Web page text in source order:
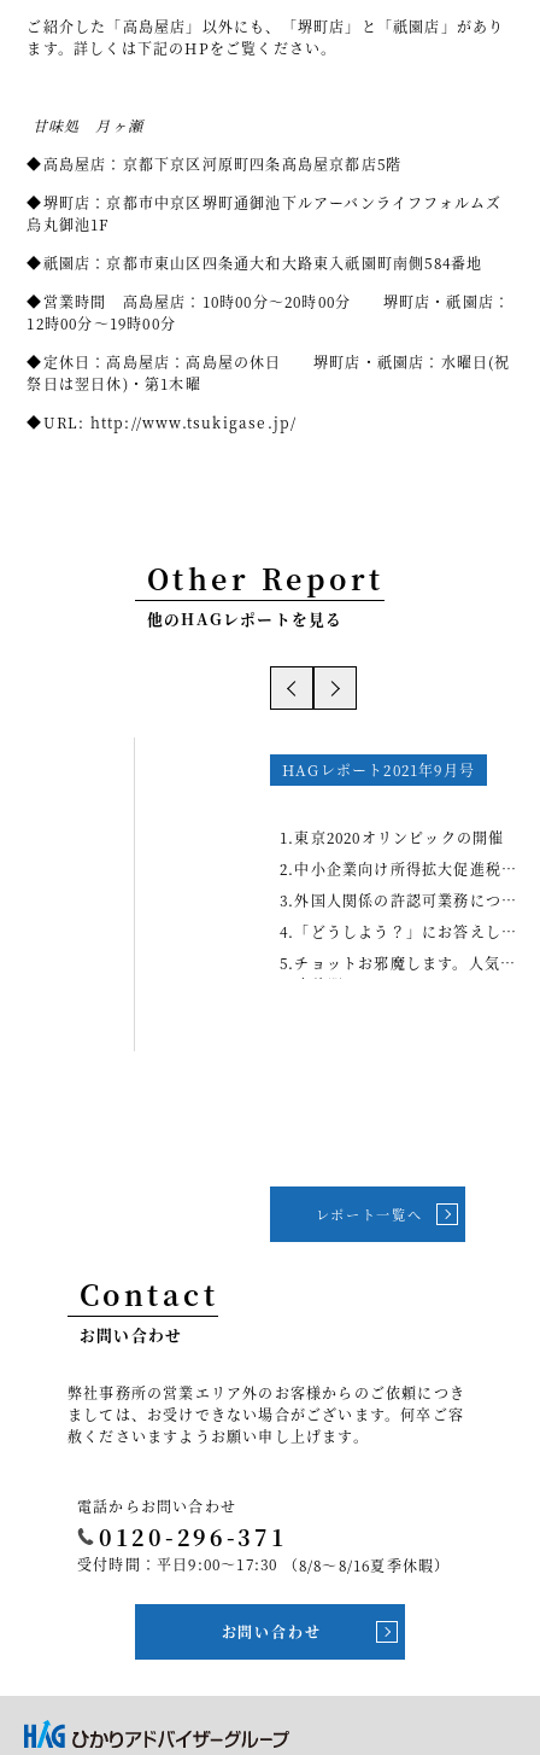
ご紹介した「高島屋店」以外にも、「堺町店」と「祇園店」があり
ます。詳しくは下記のHPをご覧ください。
甘味処 月ヶ瀬
◆高島屋店：京都下京区河原町四条髙島屋京都店5階
◆堺町店：京都市中京区堺町通御池下ルアーバンライフフォルムズ
烏丸御池1F
◆祇園店：京都市東山区四条通大和大路東入祇園町南側584番地
◆営業時間 高島屋店：10時00分～20時00分 堺町店・祇園店：
12時00分～19時00分
◆定休日：高島屋店：高島屋の休日 堺町店・祇園店：水曜日(祝
祭日は翌日休)・第1木曜
◆URL: http://www.tsukigase.jp/
Other Report
他のHAGレポートを見る
HAGレポート2021年7月号
1.行政書士法人も東京事務所を開
2.企業情報開示の方向性について
3.IT導入補助金を活用した経理改
4.「どうしよう？」にお答えしま
す！Q&Aコーナー
5.チョットお邪魔します。人気の
お店訪問
レポート一覧へ
Contact
お問い合わせ
弊社事務所の営業エリア外のお客様からのご依頼につき
ましては、お受けできない場合がございます。何卒ご容
赦くださいますようお願い申し上げます。
電話からお問い合わせ
0120-296-371
受付時間：平日9:00～17:30 （8/8～8/16夏季休暇）
お問い合わせ